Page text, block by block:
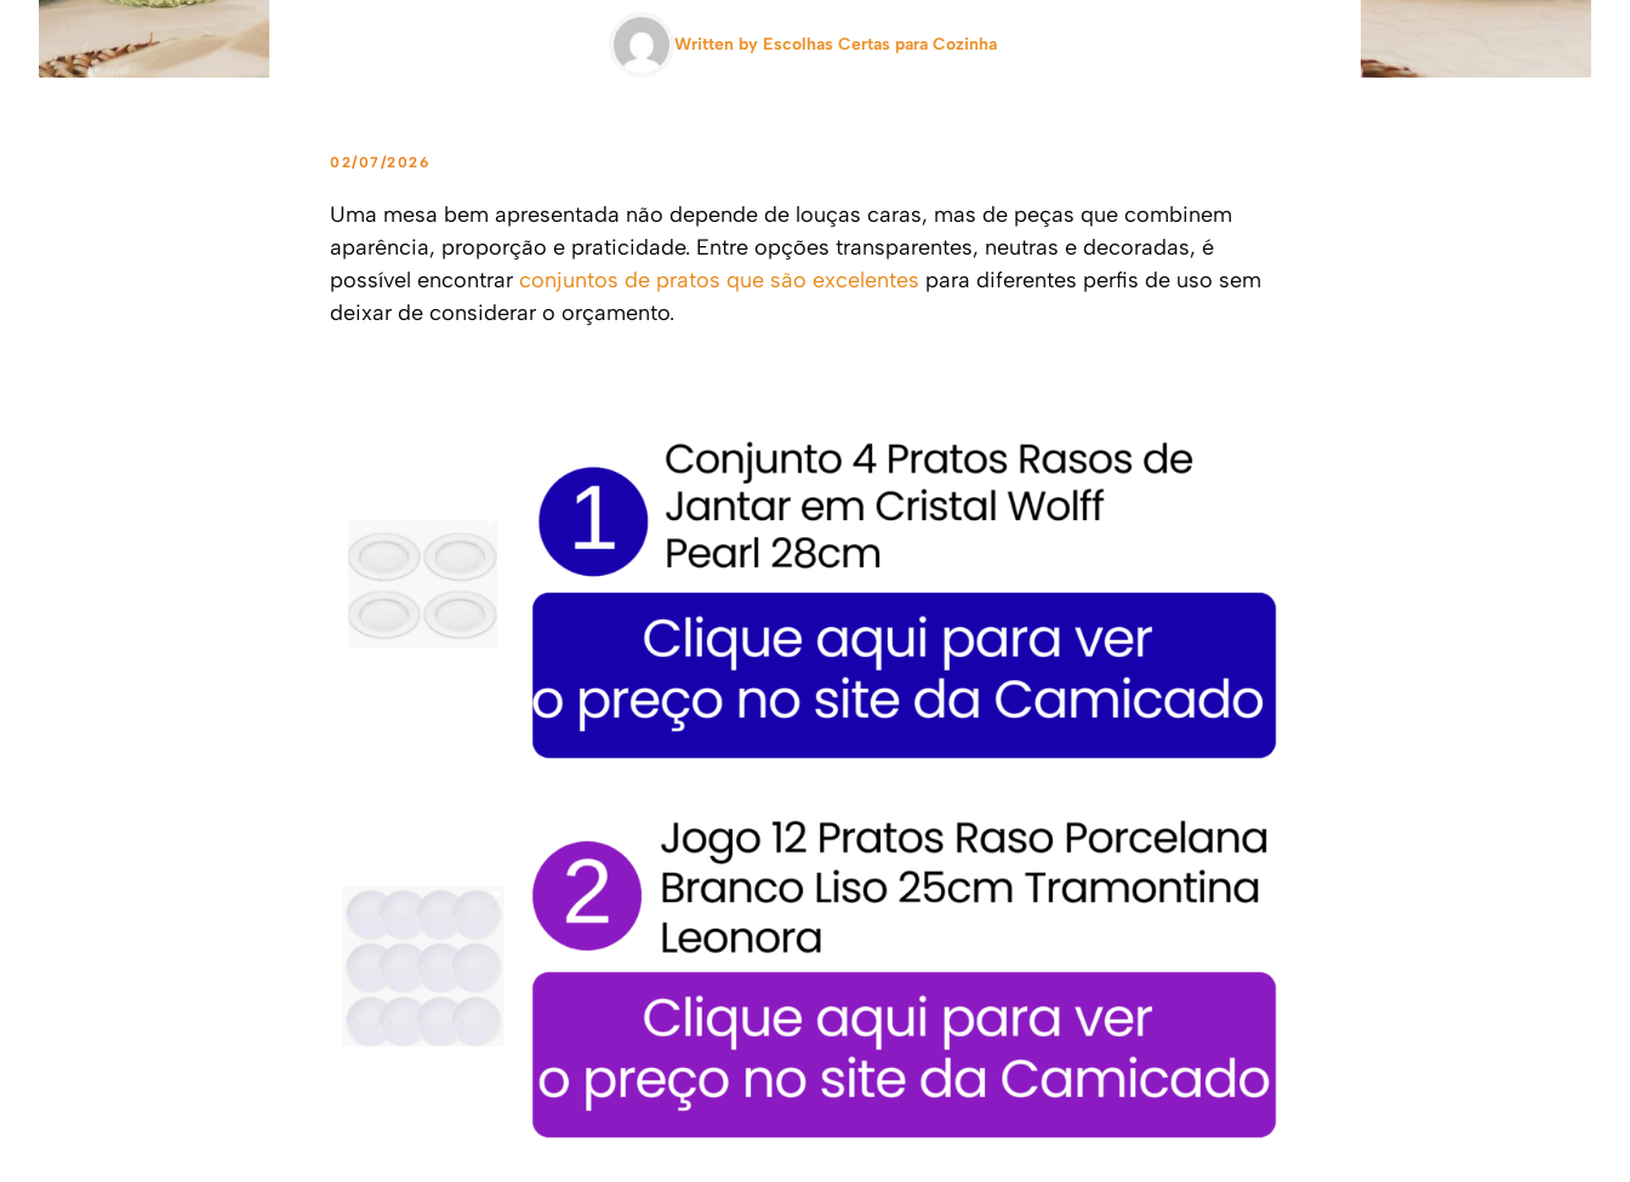
Written by Escolhas Certas para Cozinha
02/07/2026
Uma mesa bem apresentada não depende de louças caras, mas de peças que combinem
aparência, proporção e praticidade. Entre opções transparentes, neutras e decoradas, é
possível encontrar conjuntos de pratos que são excelentes para diferentes perfis de uso sem
deixar de considerar o orçamento.